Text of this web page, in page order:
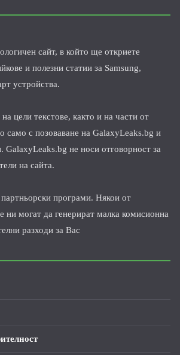
сайт, в който ще откриете
и полезни статии за Samsung,
устройства.
цели текстове, както и на части от
само с позоваване на GalaxyLeaks.bg и
GalaxyLeaks.bg не носи отговорност за
на сайта.
партньорски програми. Някои от
ни могат да генерират малка комисионна
разходи за Вас